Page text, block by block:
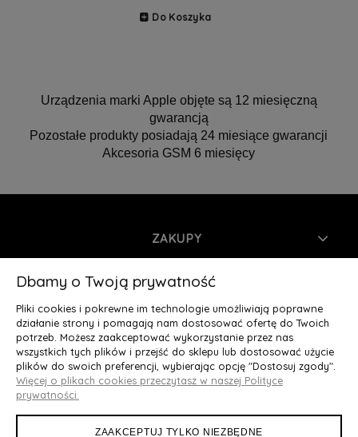
Do Koszyka
Urządzenia marki Apple objęte są 12 miesięczną
gwarancją
Pozostałe produkty posiadają 24 miesiące gwarancji
Akcesoria GSM 6 miesięcy
ZAKUPY
INFORMACJE
MOJE KONTO
O NAS
Deluxury.pl
Dbamy o Twoją prywatność
Pliki cookies i pokrewne im technologie umożliwiają poprawne
działanie strony i pomagają nam dostosować ofertę do Twoich
potrzeb. Możesz zaakceptować wykorzystanie przez nas
wszystkich tych plików i przejść do sklepu lub dostosować użycie
plików do swoich preferencji, wybierając opcję "Dostosuj zgody".
Więcej o plikach cookies przeczytasz w naszej Polityce
prywatności.
ZAAKCEPTUJ TYLKO NIEZBĘDNE